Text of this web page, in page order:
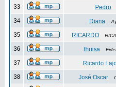
33 Pedro
34 Diana
35 RICARDO
36 fhuisa
37 Ricardo
38 José Oscar